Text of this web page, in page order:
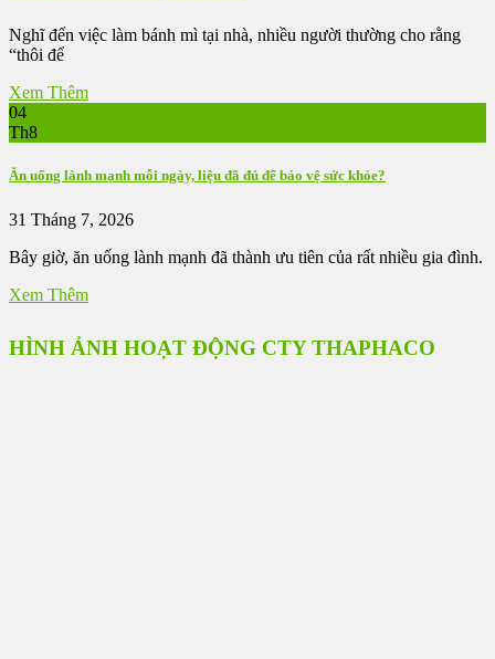
Nghĩ đến việc làm bánh mì tại nhà, nhiều người thường cho rằng
“thôi để
Xem Thêm
04
Th8
Ăn uống lành mạnh mỗi ngày, liệu đã đủ để bảo vệ sức khỏe?
31 Tháng 7, 2026
Bây giờ, ăn uống lành mạnh đã thành ưu tiên của rất nhiều gia đình.
Xem Thêm
HÌNH ẢNH HOẠT ĐỘNG CTY THAPHACO